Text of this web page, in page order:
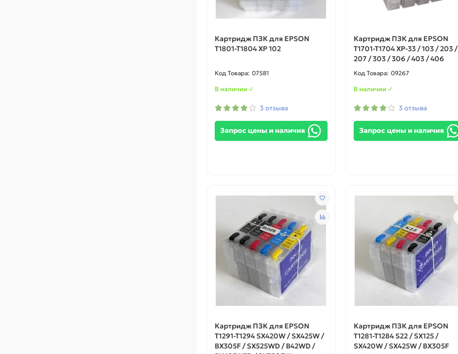
Картридж ПЗК для EPSON
T1801-T1804 XP 102
07581
В наличии ✓
3 отзыва
Запрос цены и наличия
Картридж ПЗК для EPSON
T1701-T1704 XP-33 / 103 / 203 /
207 / 303 / 306 / 403 / 406
09267
В наличии ✓
3 отзыва
Запрос цены и наличия
Картридж ПЗК для EPSON
T1291-T1294 SX420W / SX425W /
BX305F / SX525WD / B42WD /
Картридж ПЗК для EPSON
T1281-T1284 S22 / SX125 /
SX420W / SX425W / BX305F